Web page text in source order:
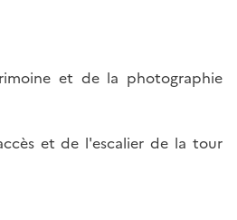
et de la photographie
et de l'escalier de la tour